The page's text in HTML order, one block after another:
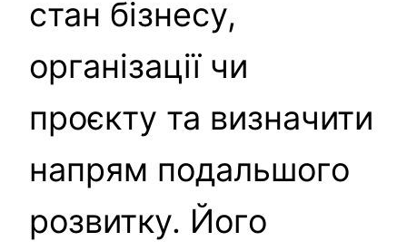
стан бізнесу,
організації чи
проєкту та визначити
напрям подальшого
розвитку. Його